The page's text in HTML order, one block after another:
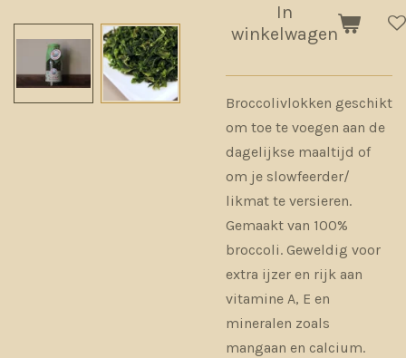
In
winkelwagen
Broccolivlokken geschikt
om toe te voegen aan de
dagelijkse maaltijd of
om je slowfeerder/
likmat te versieren.
Gemaakt van 100%
broccoli. Geweldig voor
extra ijzer en rijk aan
vitamine A, E en
mineralen zoals
mangaan en calcium.